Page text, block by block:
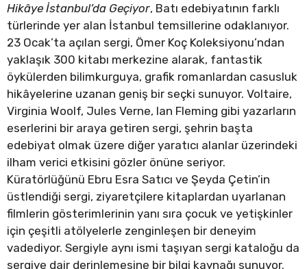
Hikâye İstanbul’da Geçiyor, Batı edebiyatının farklı
türlerinde yer alan İstanbul temsillerine odaklanıyor.
23 Ocak’ta açılan sergi, Ömer Koç Koleksiyonu’ndan
yaklaşık 300 kitabı merkezine alarak, fantastik
öykülerden bilimkurguya, grafik romanlardan casusluk
hikâyelerine uzanan geniş bir seçki sunuyor. Voltaire,
Virginia Woolf, Jules Verne, Ian Fleming gibi yazarların
eserlerini bir araya getiren sergi, şehrin başta
edebiyat olmak üzere diğer yaratıcı alanlar üzerindeki
ilham verici etkisini gözler önüne seriyor.
Küratörlüğünü Ebru Esra Satıcı ve Şeyda Çetin’in
üstlendiği sergi, ziyaretçilere kitaplardan uyarlanan
filmlerin gösterimlerinin yanı sıra çocuk ve yetişkinler
için çeşitli atölyelerle zenginleşen bir deneyim
vadediyor. Sergiyle aynı ismi taşıyan sergi kataloğu da
sergiye dair derinlemesine bir bilgi kaynağı sunuyor.